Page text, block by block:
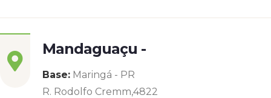
Mandaguaçu -
Base: Maringá - PR
R. Rodolfo Cremm,4822